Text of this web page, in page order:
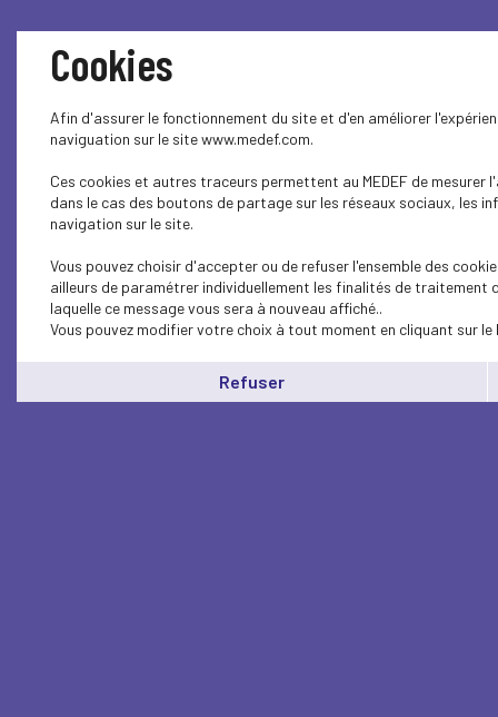
Cookies
Afin d'assurer le fonctionnement du site et d'en améliorer
naviguation sur le site www.medef.com.
Ces cookies et autres traceurs permettent au MEDEF de
dans le cas des boutons de partage sur les réseaux sociaux, les
navigation sur le site.
Vous pouvez choisir d'accepter ou de refuser l'ensemble des
ailleurs de paramétrer individuellement les finalités de traitement
laquelle ce message vous sera à nouveau affiché..
Vous pouvez modifier votre choix à tout moment en cliquant sur le
Refuser